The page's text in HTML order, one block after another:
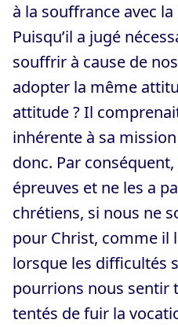
à la souffrance avec
Puisqu’il a jugé
souffrir à cause de
adopter la même
attitude ? Il
inhérente à sa
donc. Par
épreuves et ne les a
chrétiens, si nous ne
pour Christ, comme il
lorsque les difficultés
pourrions nous sentir
tentés de fuir la